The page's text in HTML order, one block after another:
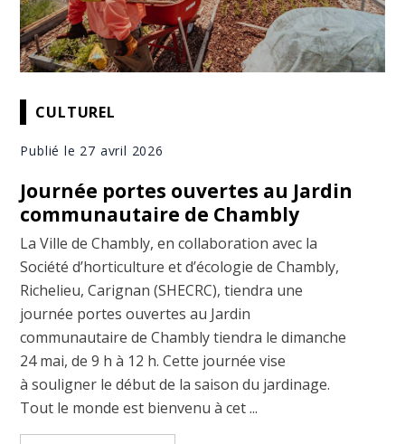
CULTUREL
Publié le 27 avril 2026
Journée portes ouvertes au Jardin
communautaire de Chambly
La Ville de Chambly, en collaboration avec la
Société d’horticulture et d’écologie de Chambly,
Richelieu, Carignan (SHECRC), tiendra une
journée portes ouvertes au Jardin
communautaire de Chambly tiendra le dimanche
24 mai, de 9 h à 12 h. Cette journée vise
à souligner le début de la saison du jardinage.
Tout le monde est bienvenu à cet ...